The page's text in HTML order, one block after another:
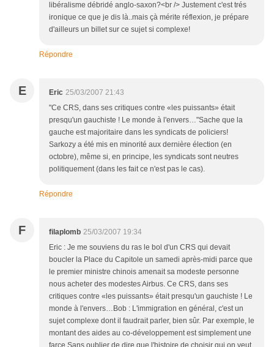
libéralisme débridé anglo-saxon?<br /> Justement c'est trés
ironique ce que je dis là..mais çà mérite réflexion, je prépare
d'ailleurs un billet sur ce sujet si complexe!
Répondre
E Eric 25/03/2007 21:43
"Ce CRS, dans ses critiques contre «les puissants» était
presqu'un gauchiste ! Le monde à l'envers…"Sache que la
gauche est majoritaire dans les syndicats de policiers!
Sarkozy a été mis en minorité aux dernière élection (en
octobre), même si, en principe, les syndicats sont neutres
politiquement (dans les fait ce n'est pas le cas).
Répondre
F filaplomb 25/03/2007 19:34
Eric : Je me souviens du ras le bol d'un CRS qui devait
boucler la Place du Capitole un samedi après-midi parce que
le premier ministre chinois amenait sa modeste personne
nous acheter des modestes Airbus. Ce CRS, dans ses
critiques contre «les puissants» était presqu'un gauchiste ! Le
monde à l'envers…Bob : L'immigration en général, c'est un
sujet complexe dont il faudrait parler, bien sûr. Par exemple, le
montant des aides au co-développement est simplement une
farce.Sans oublier de dire que l'histoire de choisir qui on veut,